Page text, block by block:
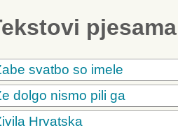
svatbo so imele
dolgo nismo pili ga
Hrvatska